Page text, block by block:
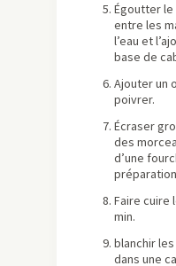
Égoutter le
entre les
l’eau et
base de
Ajouter un
poivrer.
Écraser
des
d’une
Faire cuire
min.
blanchir
dans une